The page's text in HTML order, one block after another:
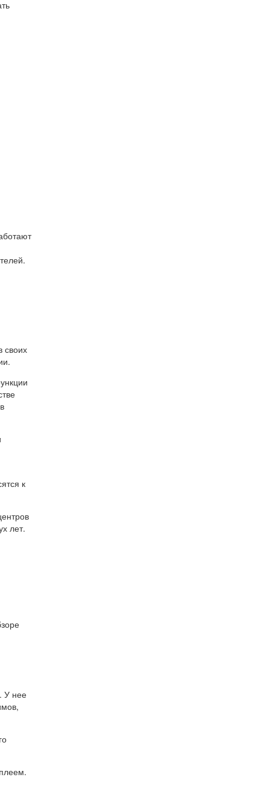
своих
к
лет.
У нее